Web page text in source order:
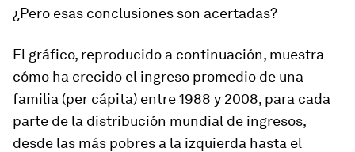
¿Pero esas conclusiones son acertadas?
El gráfico, reproducido a continuación, muestra
cómo ha crecido el ingreso promedio de una
familia (per cápita) entre 1988 y 2008, para cada
parte de la distribución mundial de ingresos,
desde las más pobres a la izquierda hasta el